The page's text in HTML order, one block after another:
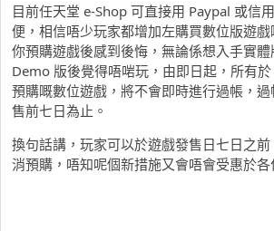
目前任天堂 e-Shop 可直接用 Paypal 或信
便，相信唔少玩家都增加左購買數位版遊
你預購遊戲後感到後悔，無論係想入手實
Demo 版後覺得唔啱玩，由即日起，所有
預購嘅數位遊戲，將不會即時進行過帳，
售前七日為止。
換句話講，玩家可以於遊戲發售日七日之
消預購，唔知呢個新措施又會唔會受惠於各